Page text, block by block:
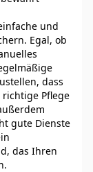
und
Egal, ob
dass
Pflege
gute Dienste
das Ihren